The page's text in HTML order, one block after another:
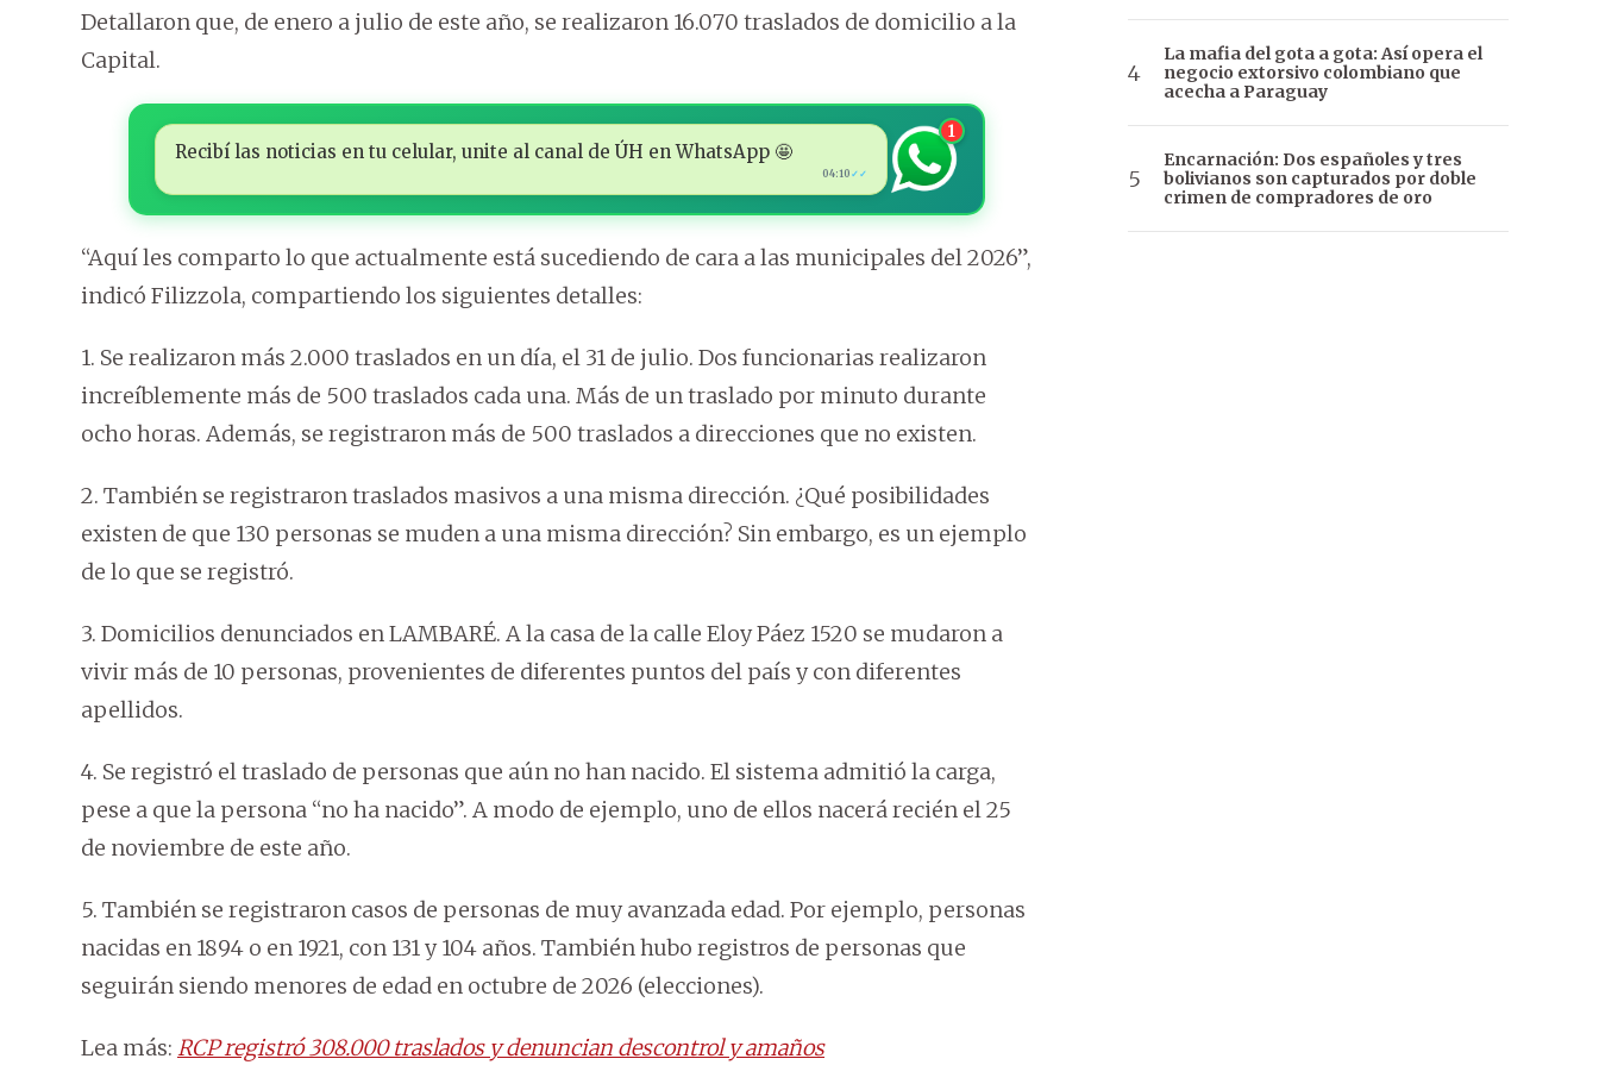
Detallaron que, de enero a julio de este año, se realizaron 16.070 traslados de domicilio a la
Capital.
Recibí las noticias en tu celular, unite al canal de ÚH en WhatsApp 🤩
04:10 ✓✓
1
“Aquí les comparto lo que actualmente está sucediendo de cara a las municipales del 2026”,
indicó Filizzola, compartiendo los siguientes detalles:
1. Se realizaron más 2.000 traslados en un día, el 31 de julio. Dos funcionarias realizaron
increíblemente más de 500 traslados cada una. Más de un traslado por minuto durante
ocho horas. Además, se registraron más de 500 traslados a direcciones que no existen.
2. También se registraron traslados masivos a una misma dirección. ¿Qué posibilidades
existen de que 130 personas se muden a una misma dirección? Sin embargo, es un ejemplo
de lo que se registró.
3. Domicilios denunciados en LAMBARÉ. A la casa de la calle Eloy Páez 1520 se mudaron a
vivir más de 10 personas, provenientes de diferentes puntos del país y con diferentes
apellidos.
4. Se registró el traslado de personas que aún no han nacido. El sistema admitió la carga,
pese a que la persona “no ha nacido”. A modo de ejemplo, uno de ellos nacerá recién el 25
de noviembre de este año.
5. También se registraron casos de personas de muy avanzada edad. Por ejemplo, personas
nacidas en 1894 o en 1921, con 131 y 104 años. También hubo registros de personas que
seguirán siendo menores de edad en octubre de 2026 (elecciones).
Lea más: RCP registró 308.000 traslados y denuncian descontrol y amaños
La mafia del gota a gota: Así opera el
negocio extorsivo colombiano que
acecha a Paraguay
Encarnación: Dos españoles y tres
bolivianos son capturados por doble
crimen de compradores de oro